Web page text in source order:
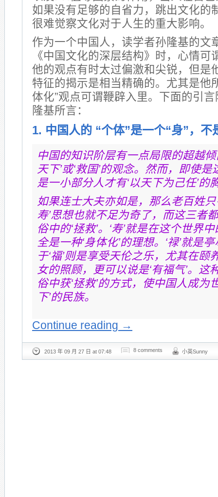
如果没有足够的自省力，跳出文化的
很难觉察文化对于人生的重大影响。
作为一个中国人，读学者孙隆基的文
《中国文化的深层结构》时，心情可
他的观点有时太过偏激和尖锐，但是
特征的揭示是相当精确的。尤其是他
体化”观点可谓鞭辟入里。下面的引
隆基所言：
1. 中国人的 “个体”是一个“身”，不
中国的知识阶层有一点局限的超越倾
天下’或‘救国’的观念。然而，即使
是一小部分人才有‘以天下为己任’的
如果连士大夫亦如是，那么老百姓只
寿’思想也就不足为奇了，而这三者
俗中的‘拯救’。‘寿’就是在这个世界
全是一种‘身体化’的理想。‘禄’就是
于‘福’则是享受天伦之乐，尤其在颐
女的照顾，更可以说是‘有福气’。这
俗中获‘拯救’的方式，使中国人成为
下’的民族。
Continue reading →
2013 年 09 月 27 日 at 07:48 8 comments 小英Sunny